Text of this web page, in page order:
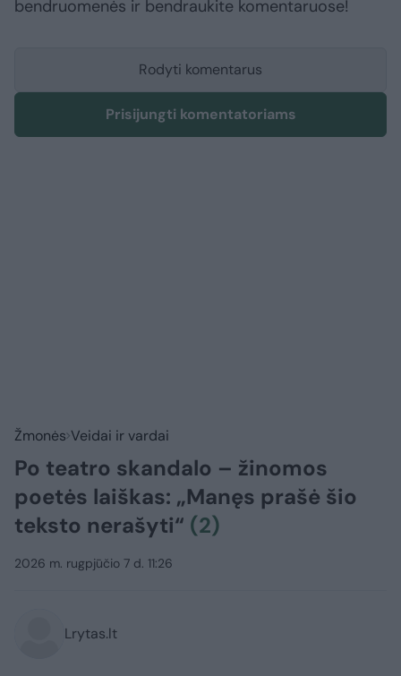
bendruomenės ir bendraukite komentaruose!
Rodyti komentarus
Prisijungti komentatoriams
Žmonės Veidai ir vardai
Po teatro skandalo – žinomos
poetės laiškas: „Manęs prašė šio
teksto nerašyti“ (2)
2026 m. rugpjūčio 7 d. 11:26
Lrytas.lt